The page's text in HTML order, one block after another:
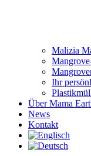
Malizia
Ihr
Über Mama
News
Kontakt